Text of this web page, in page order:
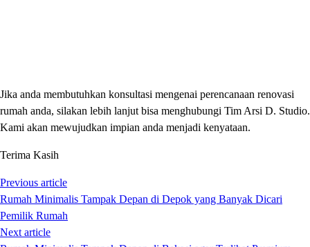
Jika anda membutuhkan konsultasi mengenai perencanaan renovasi
rumah anda, silakan lebih lanjut bisa menghubungi Tim Arsi D. Studio.
Kami akan mewujudkan impian anda menjadi kenyataan.
Terima Kasih
Previous article
Rumah Minimalis Tampak Depan di Depok yang Banyak Dicari
Pemilik Rumah
Next article